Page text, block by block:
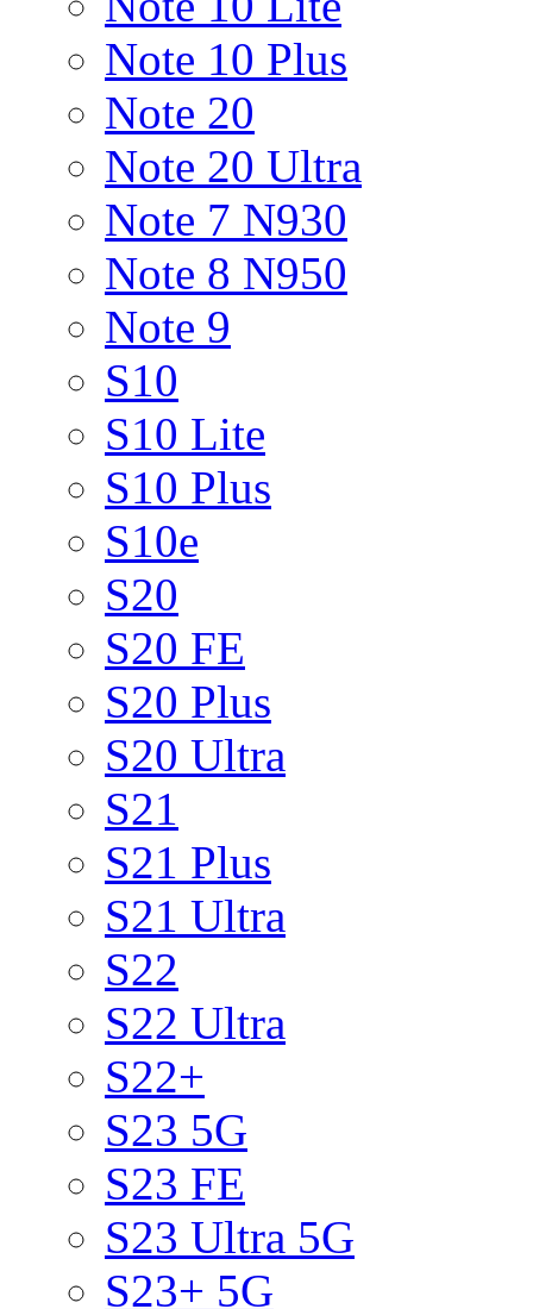
Note 10 Plus
Note 20
Note 20 Ultra
Note 7 N930
Note 8 N950
Note 9
S10
S10 Lite
S10 Plus
S10e
S20
S20 FE
S20 Plus
S20 Ultra
S21
S21 Plus
S21 Ultra
S22
S22 Ultra
S22+
S23 5G
S23 FE
S23 Ultra 5G
S23+ 5G